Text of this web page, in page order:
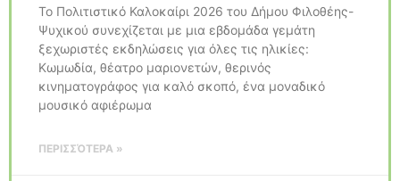
Το Πολιτιστικό Καλοκαίρι 2026 του Δήμου Φιλοθέης-
Ψυχικού συνεχίζεται με μια εβδομάδα γεμάτη
ξεχωριστές εκδηλώσεις για όλες τις ηλικίες:
Κωμωδία, θέατρο μαριονετών, θερινός
κινηματογράφος για καλό σκοπό, ένα μοναδικό
μουσικό αφιέρωμα
ΠΕΡΙΣΣΌΤΕΡΑ »